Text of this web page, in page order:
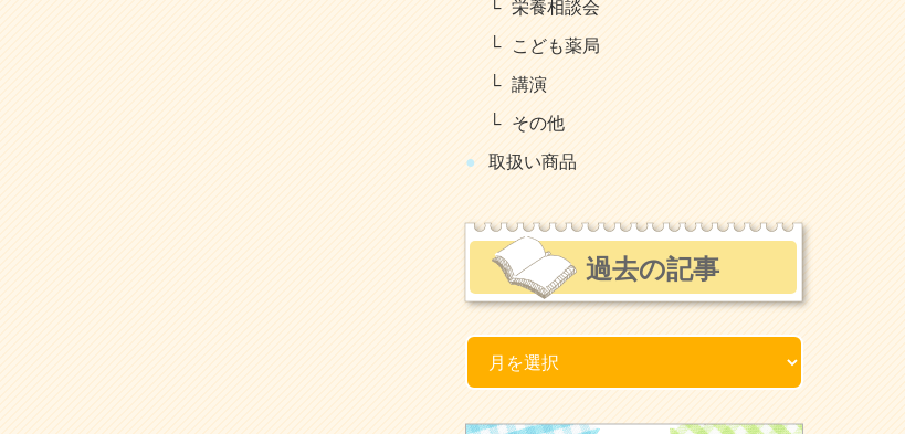
栄養相談会
こども薬局
講演
その他
取扱い商品
過去の記事